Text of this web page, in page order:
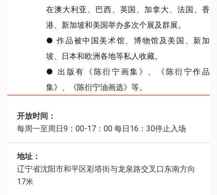
在澳大利亚、巴西、英国、加拿大、法国、香
港、新加坡和美国举办多次个展及群展。
● 作品被中国美术馆、博物馆及美国、新加
坡、日本和欧洲各地等私人收藏。
● 出版有《陈衍宁画集》、《陈衍宁作品
集》、《陈衍宁油画选》等。
开放时间：
每周一至周日9：00-17：00 每日16：30停止入场
地址：
辽宁省沈阳市和平区彩塔街与龙泉路交叉口东南方向
17米